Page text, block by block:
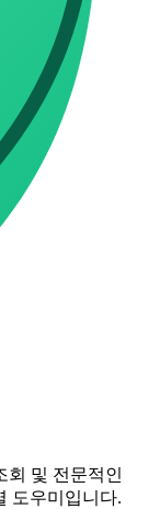
회 및 전문적인
도우미입니다.